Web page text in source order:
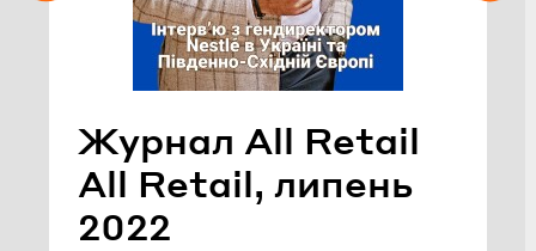
Жур­нал All Retail
All Retail, ли­пень
2022